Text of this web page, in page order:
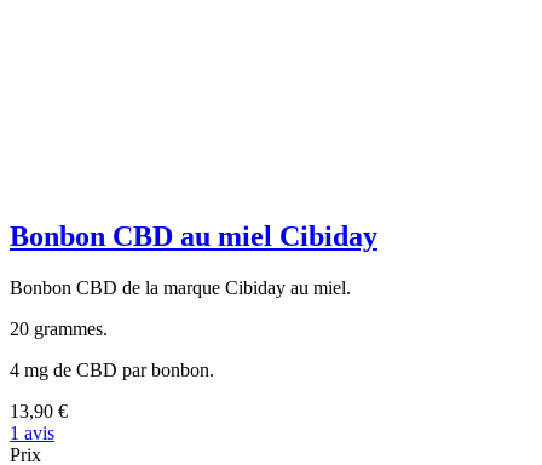
Bonbon CBD au miel Cibiday
Bonbon CBD de la marque Cibiday au miel.
20 grammes.
4 mg de CBD par bonbon.
13,90 €
1 avis
Prix